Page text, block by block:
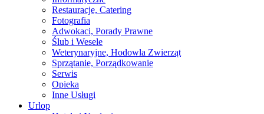
Restauracje, Catering
Fotografia
Adwokaci, Porady Prawne
Ślub i Wesele
Weterynaryjne, Hodowla Zwierząt
Sprzątanie, Porządkowanie
Serwis
Opieka
Inne Usługi
Urlop